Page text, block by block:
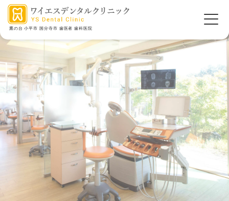
鷹の台 小平市 国分寺市 歯医者 歯科医院